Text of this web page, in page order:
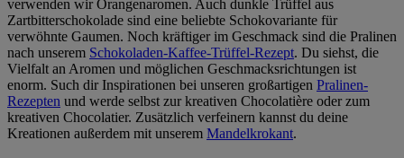
verwenden wir Orangenaromen. Auch dunkle Trüffel aus
Zartbitterschokolade sind eine beliebte Schokovariante für
verwöhnte Gaumen. Noch kräftiger im Geschmack sind die Pralinen
nach unserem Schokoladen-Kaffee-Trüffel-Rezept. Du siehst, die
Vielfalt an Aromen und möglichen Geschmacksrichtungen ist
enorm. Such dir Inspirationen bei unseren großartigen Pralinen-
Rezepten und werde selbst zur kreativen Chocolatière oder zum
kreativen Chocolatier. Zusätzlich verfeinern kannst du deine
Kreationen außerdem mit unserem Mandelkrokant.